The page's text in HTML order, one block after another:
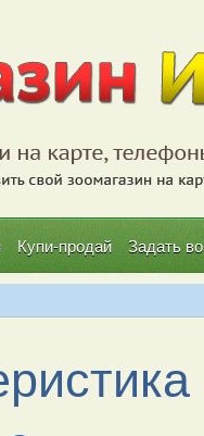
Купи-продай Задать